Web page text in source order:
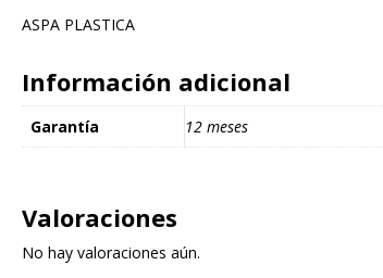
ASPA PLASTICA
Información adicional
Garantía 12 meses
Valoraciones
No hay valoraciones aún.